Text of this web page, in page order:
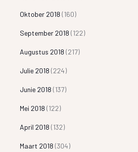
Oktober 2018 (160)
September 2018 (122)
Augustus 2018 (217)
Julie 2018 (224)
Junie 2018 (137)
Mei 2018 (122)
April 2018 (132)
Maart 2018 (304)